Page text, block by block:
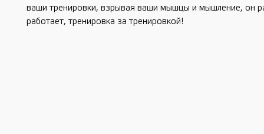
ваши тренировки, взрывая ваши мышцы и мышление, он
работает, тренировка за тренировкой!